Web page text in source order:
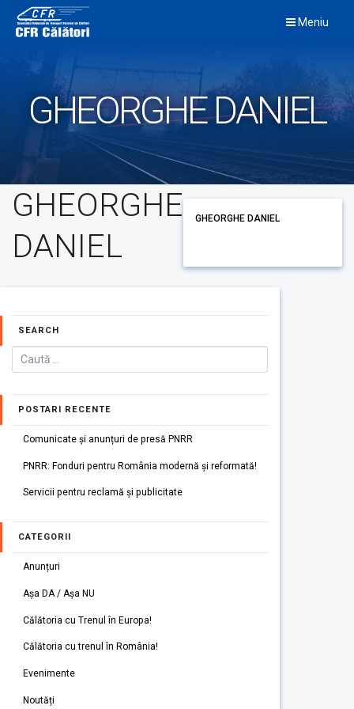
content
Meniu
GHEORGHE DANIEL
GHEORGHE
DANIEL
GHEORGHE DANIEL
SEARCH
POSTARI RECENTE
Comunicate și anunțuri de presă PNRR
PNRR: Fonduri pentru România modernă și reformată!
Servicii pentru reclamă și publicitate
CATEGORII
Anunțuri
Așa DA / Așa NU
Călătoria cu Trenul în Europa!
Călătoria cu trenul în România!
Evenimente
Noutăți